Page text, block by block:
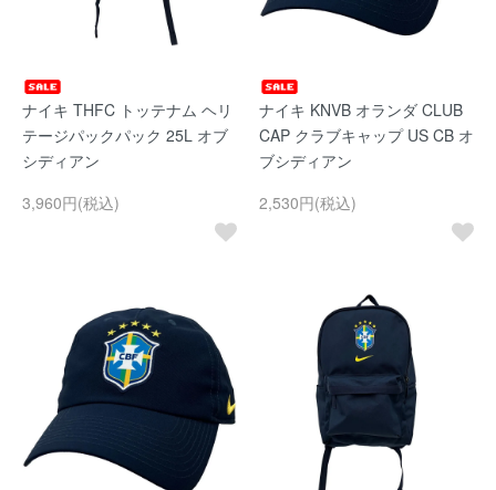
ナイキ THFC トッテナム ヘリ
テージパックパック 25L オブ
シディアン
3,960円(税込)
ナイキ KNVB オランダ CLUB
CAP クラブキャップ US CB オ
ブシディアン
2,530円(税込)